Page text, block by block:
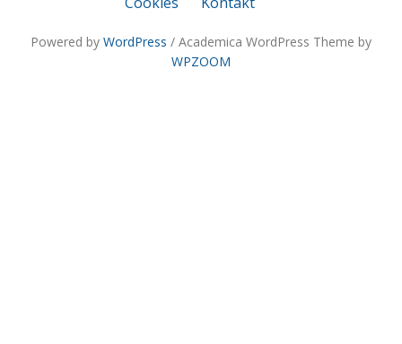
Powered by WordPress / Academica WordPress Theme by
WPZOOM